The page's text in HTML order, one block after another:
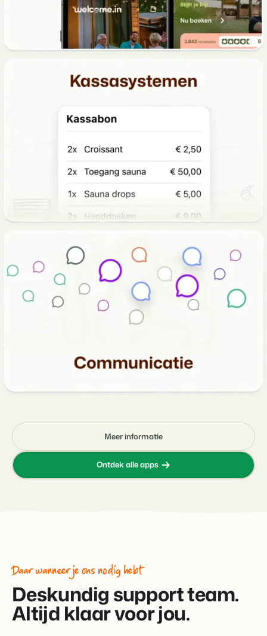
Ontdek alle apps
Meer informatie
Daar wanneer je ons nodig hebt
Deskundig support team.
Altijd klaar voor jou.